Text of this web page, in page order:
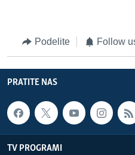
Podelite Follow
PRATITE NAS
TV PROGRAMI